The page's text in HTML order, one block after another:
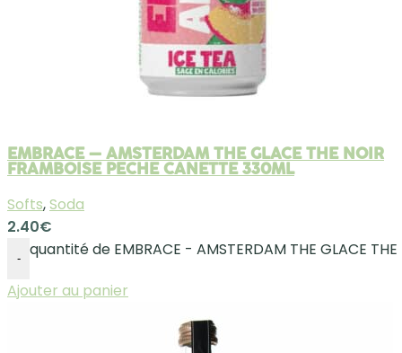
EMBRACE – AMSTERDAM THE GLACE THE NOIR
FRAMBOISE PECHE CANETTE 330ML
Softs,Soda
2.40€
-
quantité de EMBRACE - AMSTERDAM THE GLACE THE
Ajouter au panier